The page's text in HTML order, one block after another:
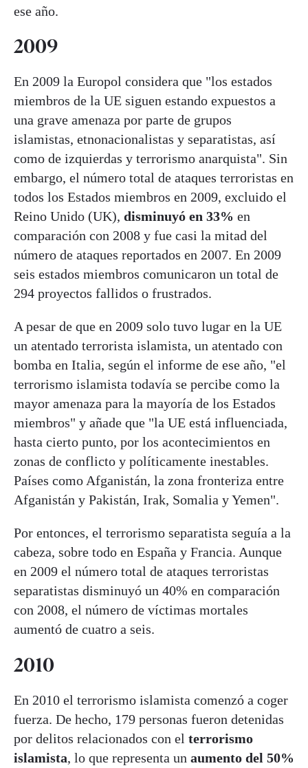
ese año.
2009
En 2009 la Europol considera que "los estados
miembros de la UE siguen estando expuestos a
una grave amenaza por parte de grupos
islamistas, etnonacionalistas y separatistas, así
como de izquierdas y terrorismo anarquista". Sin
embargo, el número total de ataques terroristas en
todos los Estados miembros en 2009, excluido el
Reino Unido (UK), disminuyó en 33% en
comparación con 2008 y fue casi la mitad del
número de ataques reportados en 2007. En 2009
seis estados miembros comunicaron un total de
294 proyectos fallidos o frustrados.
A pesar de que en 2009 solo tuvo lugar en la UE
un atentado terrorista islamista, un atentado con
bomba en Italia, según el informe de ese año, "el
terrorismo islamista todavía se percibe como la
mayor amenaza para la mayoría de los Estados
miembros" y añade que "la UE está influenciada,
hasta cierto punto, por los acontecimientos en
zonas de conflicto y políticamente inestables.
Países como Afganistán, la zona fronteriza entre
Afganistán y Pakistán, Irak, Somalia y Yemen".
Por entonces, el terrorismo separatista seguía a la
cabeza, sobre todo en España y Francia. Aunque
en 2009 el número total de ataques terroristas
separatistas disminuyó un 40% en comparación
con 2008, el número de víctimas mortales
aumentó de cuatro a seis.
2010
En 2010 el terrorismo islamista comenzó a coger
fuerza. De hecho, 179 personas fueron detenidas
por delitos relacionados con el terrorismo
islamista, lo que representa un aumento del 50%